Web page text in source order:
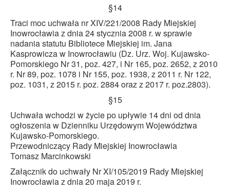
§14
Traci moc uchwała nr XIV/221/2008 Rady Miejskiej
Inowrocławia z dnia 24 stycznia 2008 r. w sprawie
nadania statutu Bibliotece Miejskiej im. Jana
Kasprowicza w Inowrocławiu (Dz. Urz. Woj. Kujawsko-
Pomorskiego Nr 31, poz. 427, i Nr 165, poz. 2652, z 2010
r. Nr 89, poz. 1078 i Nr 155, poz. 1938, z 2011 r. Nr 122,
poz. 1031, z 2015 r. poz. 2884 oraz z 2017 r. poz.2803).
§15
Uchwała wchodzi w życie po upływie 14 dni od dnia
ogłoszenia w Dzienniku Urzędowym Województwa
Kujawsko-Pomorskiego.
Przewodniczący Rady Miejskiej Inowrocławia
Tomasz Marcinkowski
Załącznik do uchwały Nr XI/105/2019 Rady Miejskiej
Inowrocławia z dnia 20 maja 2019 r.